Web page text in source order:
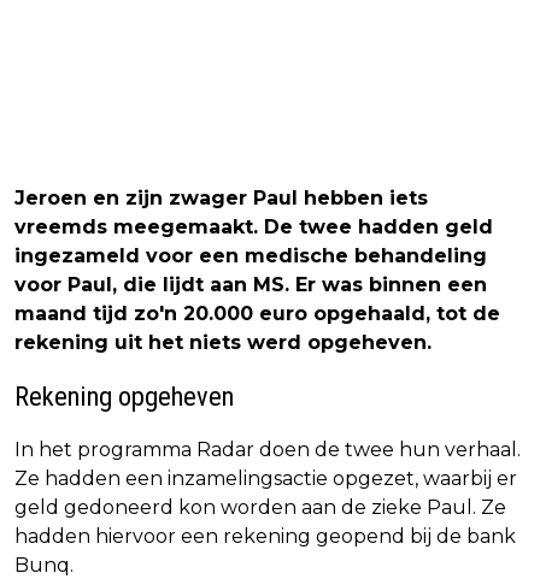
Jeroen en zijn zwager Paul hebben iets
vreemds meegemaakt. De twee hadden geld
ingezameld voor een medische behandeling
voor Paul, die lijdt aan MS. Er was binnen een
maand tijd zo'n 20.000 euro opgehaald, tot de
rekening uit het niets werd opgeheven.
Rekening opgeheven
In het programma Radar doen de twee hun verhaal.
Ze hadden een inzamelingsactie opgezet, waarbij er
geld gedoneerd kon worden aan de zieke Paul. Ze
hadden hiervoor een rekening geopend bij de bank
Bunq.